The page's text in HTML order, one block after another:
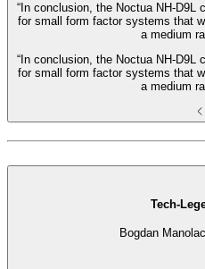
“In conclusion, the Noctua NH-
for small form factor systems that
a medium
“In conclusion, the Noctua NH-
for small form factor systems that
a medium
Tech-
Bogdan